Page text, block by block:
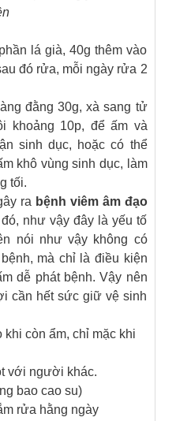
lá già, 40g thêm vào
đó rửa, mỗi ngày rửa 2
đằng 30g, xà sang tử
khoảng 10p, để ấm và
sinh dục, hoặc có thể
khô vùng sinh dục, làm
tối.
ra bệnh viêm âm đạo
như vậy đây là yếu tố
nói như vậy không có
mà chỉ là điều kiện
dễ phát bệnh. Vậy nên
cần hết sức giữ vệ sinh
khi còn ẩm, chỉ mặc khi
với người khác.
bao cao su)
rửa hằng ngày